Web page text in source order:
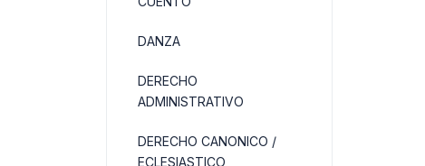
DANZA
DERECHO
ADMINISTRATIVO
DERECHO CANONICO /
ECLESIASTICO